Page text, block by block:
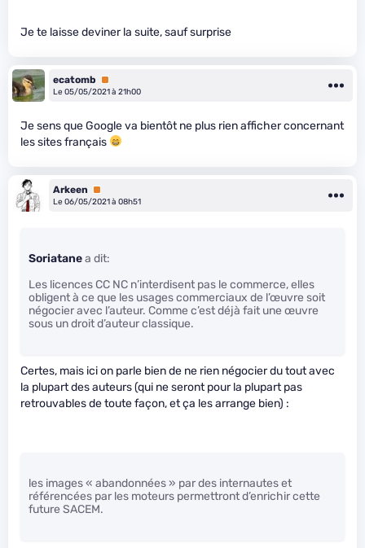
Je te laisse deviner la suite, sauf surprise
ecatomb
Premium
Le 05/05/2021 à 21h00
Je sens que Google va bientôt ne plus rien afficher concernant
les sites français
Arkeen
Premium
Le 06/05/2021 à 08h51
Soriatanea dit:
Les licences CC NC n’interdisent pas le commerce, elles
obligent à ce que les usages commerciaux de l’œuvre soit
négocier avec l’auteur. Comme c’est déjà fait une œuvre
sous un droit d’auteur classique.
Certes, mais ici on parle bien de ne rien négocier du tout avec
la plupart des auteurs (qui ne seront pour la plupart pas
retrouvables de toute façon, et ça les arrange bien) :
les images « abandonnées » par des internautes et
référencées par les moteurs permettront d’enrichir cette
future SACEM.